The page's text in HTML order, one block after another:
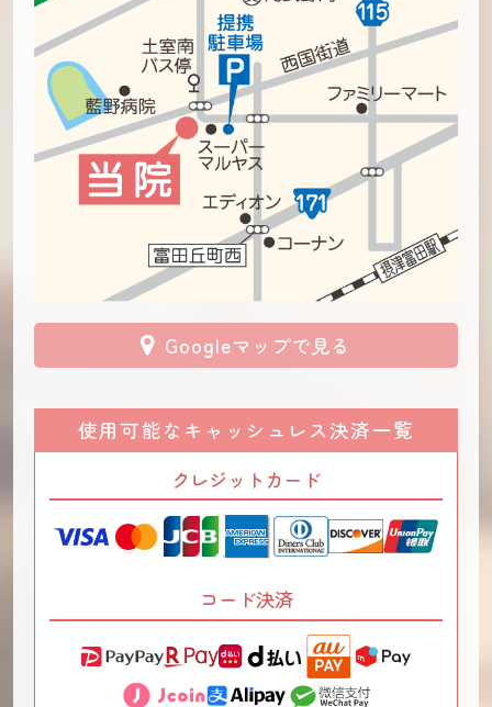
Googleマップで見る
使用可能なキャッシュレス決済一覧
クレジットカード
コード決済